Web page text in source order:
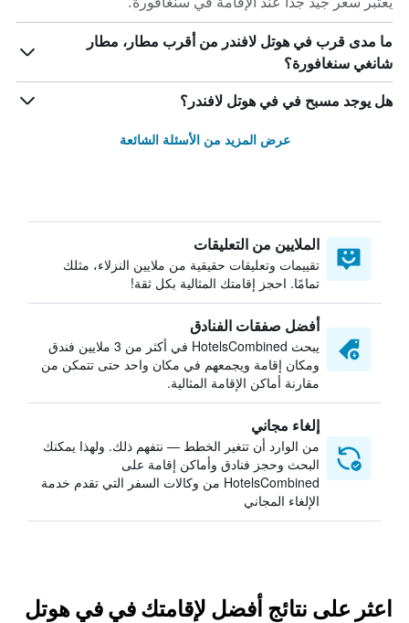
ما مدى قرب في هوتل لافندر من أقرب مطار، مطار
شانغي سنغافورة؟
هل يوجد مسبح في في هوتل لافندر؟
عرض المزيد من الأسئلة الشائعة
الملايين من التعليقات
تقييمات وتعليقات حقيقية من ملايين النزلاء، مثلك
تمامًا. احجز إقامتك المثالية بكل ثقة!
أفضل صفقات الفنادق
يبحث HotelsCombined في أكثر من 3 ملايين فندق
ومكان إقامة ويجمعهم في مكان واحد حتى تتمكن من
مقارنة أماكن الإقامة المثالية.
إلغاء مجاني
من الوارد أن تتغير الخطط — نتفهم ذلك. ولهذا يمكنك
البحث وحجز فنادق وأماكن إقامة على
HotelsCombined من وكالات السفر التي تقدم خدمة
الإلغاء المجاني
اعثر على نتائج أفضل لإقامتك في في هوتل